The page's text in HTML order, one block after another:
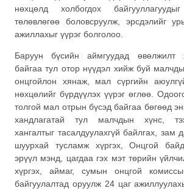
нөхцөлд холбогдох
төлөвлөгөө боловсруулж, эрсдэлийг
ажиллахыг үүрэг болголоо.
Баруун бүсийн аймгуудад өвөлжилт
байгаа тул отор нүүдэл хийж буй
онцгойлон хянаж, мал сүргийн
нөхцөлийг бүрдүүлэх үүрэг өглөө.
толгой мал отрын бүсэд байгаа бөгөөд
хандлагатай тул малчдын хүнс,
хангалтыг тасалдуулахгүй байлгах, зам
шуурхай тусламж хүргэх, Онцгой
эрүүл мэнд, цагдаа гэх мэт төрийн
хүргэх, аймаг, сумын онцгой
байгуулалтад оруулж 24 цаг